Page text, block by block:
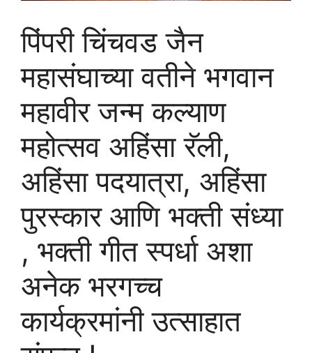
पिंपरी चिंचवड जैन
महासंघाच्या वतीने भगवान
महावीर जन्म कल्याण
महोत्सव अहिंसा रॅली,
अहिंसा पदयात्रा, अहिंसा
पुरस्कार आणि भक्ती संध्या
, भक्ती गीत स्पर्धा अशा
अनेक भरगच्च
कार्यक्रमांनी उत्साहात